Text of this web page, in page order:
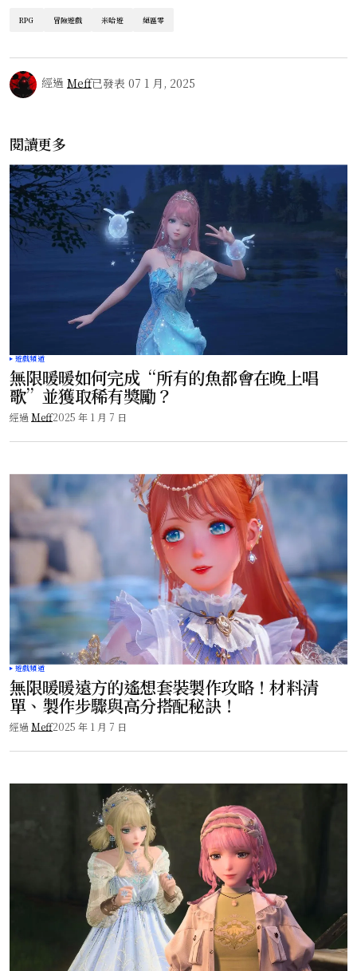
RPG 冒險遊戲 米哈遊 絕區零
經過 Meff已發表 07 1 月, 2025
閱讀更多
遊戲頻道
無限暖暖如何完成“所有的魚都會在晚上唱
歌”並獲取稀有獎勵？
經過 Meff2025 年 1 月 7 日
遊戲頻道
無限暖暖遠方的遙想套裝製作攻略！材料清
單、製作步驟與高分搭配秘訣！
經過 Meff2025 年 1 月 7 日